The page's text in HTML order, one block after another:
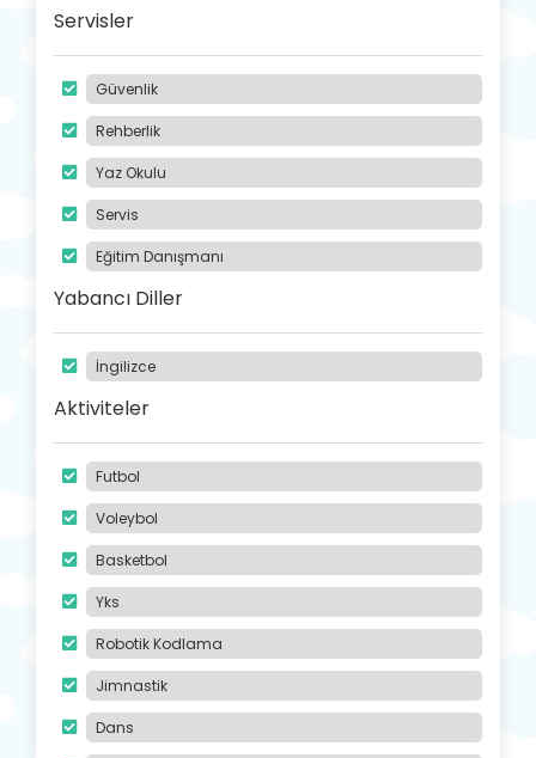
Servisler
Güvenlik
Rehberlik
Yaz Okulu
Servis
Eğitim Danışmanı
Yabancı Diller
İngilizce
Aktiviteler
Futbol
Voleybol
Basketbol
Yks
Robotik Kodlama
Jimnastik
Dans